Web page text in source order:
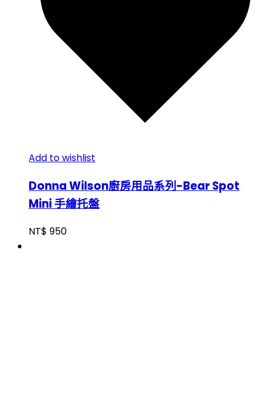
Add to wishlist
Donna Wilson廚房用品系列-Bear Spot
Mini 手繪托盤
NT$ 950